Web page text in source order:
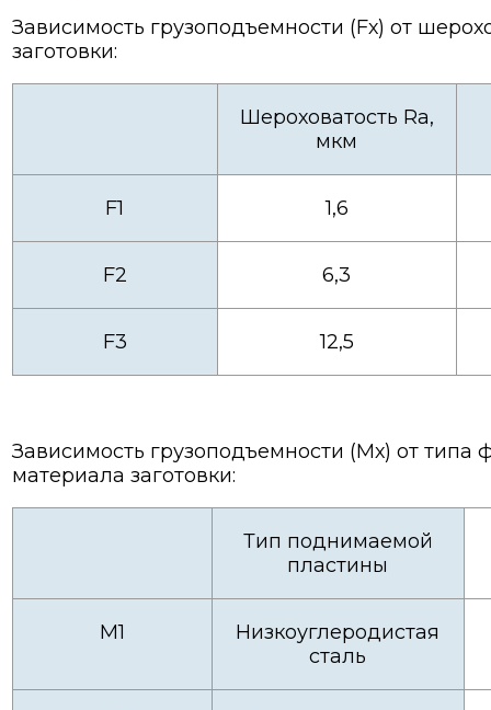
Зависимость грузоподъемности (Fх) от
заготовки:
Шероховатость Ra,
мкм
F1 1,6
F2 6,3
F3 12,5
Зависимость грузоподъемности (Мх) от типа
материала заготовки:
Тип поднимаемой
пластины
М1
Низкоуглеродистая
сталь